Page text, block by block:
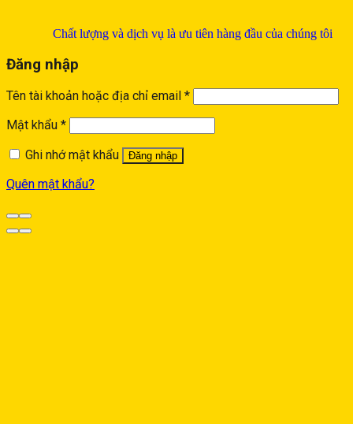
Chất lượng và dịch vụ là ưu tiên hàng đầu của chúng tôi
Đăng nhập
Tên tài khoản hoặc địa chỉ email *
Mật khẩu *
Ghi nhớ mật khẩu
Đăng nhập
Quên mật khẩu?